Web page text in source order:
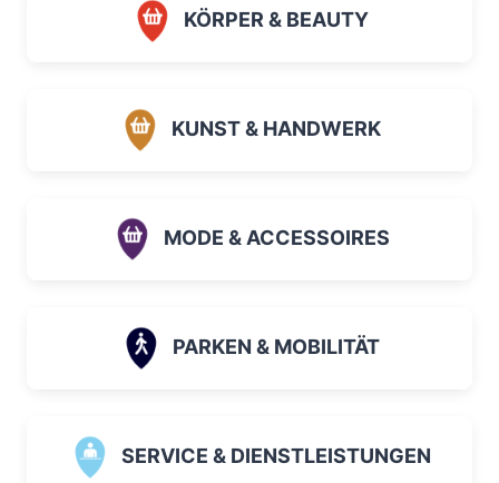
KÖRPER & BEAUTY
KUNST & HANDWERK
MODE & ACCESSOIRES
PARKEN & MOBILITÄT
SERVICE & DIENSTLEISTUNGEN